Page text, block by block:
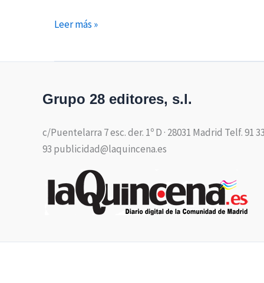
Leer más »
Grupo 28 editores, s.l.
c/Puentelarra 7 esc. der. 1º D · 28031 Madrid Telf. 91
93 publicidad@laquincena.es